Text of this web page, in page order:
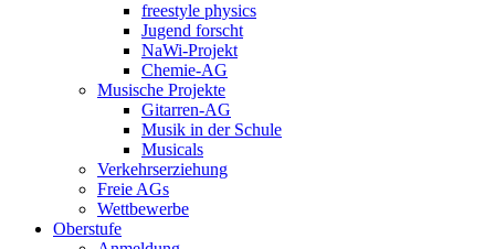
freestyle physics
Jugend forscht
NaWi-Projekt
Chemie-AG
Musische Projekte
Gitarren-AG
Musik in der Schule
Musicals
Verkehrserziehung
Freie AGs
Wettbewerbe
Oberstufe